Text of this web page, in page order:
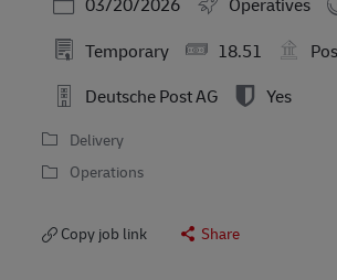
Temporary
18.51
Deutsche Post AG
Yes
Delivery
Operations
Copy job link Share